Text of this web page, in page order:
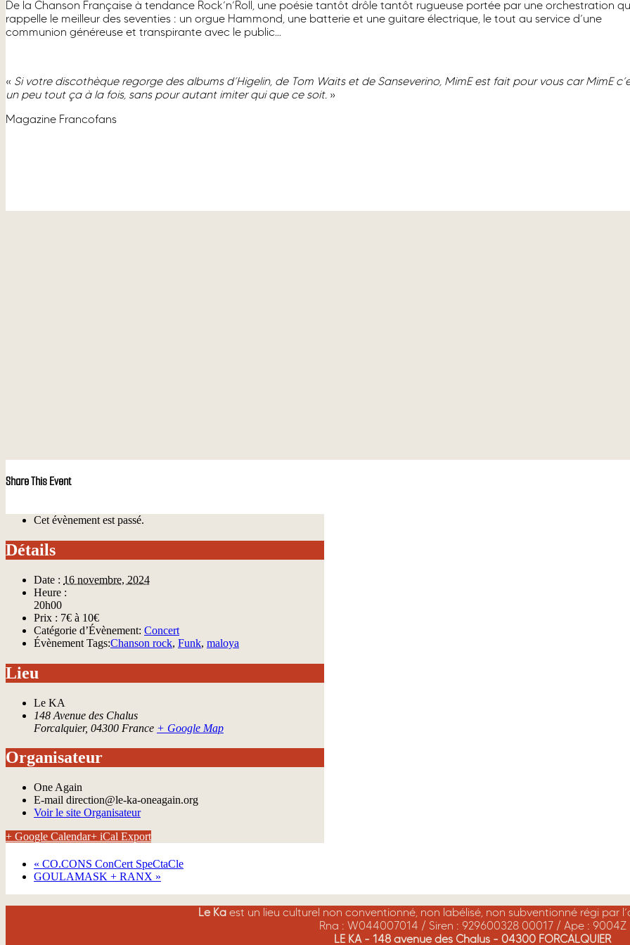
De la Chanson Française à tendance Rock’n’Roll, une poésie tantôt drôle tantôt rugueuse portée par une orchestration
rappelle le meilleur des seventies : un orgue Hammond, une batterie et une guitare électrique, le tout au service d’une
communion généreuse et transpirante avec le public…
« Si votre discothèque regorge des albums d’Higelin, de Tom Waits et de Sanseverino, MimE est fait pour vous car MimE
un peu tout ça à la fois, sans pour autant imiter qui que ce soit. »
Magazine Francofans
Share This Event
Cet évènement est passé.
Détails
Date : 16 novembre, 2024
Heure :
20h00
Prix : 7€ à 10€
Catégorie d’Évènement: Concert
Évènement Tags:Chanson rock, Funk, maloya
Lieu
Le KA
148 Avenue des Chalus
Forcalquier, 04300 France + Google Map
Organisateur
One Again
E-mail direction@le-ka-oneagain.org
Voir le site Organisateur
+ Google Calendar+ iCal Export
« CO.CONS ConCert SpeCtaCle
GOULAMASK + RANX »
Le Ka est un lieu culturel non conventionné, non labélisé, non subventionné régi par
Rna : W044007014 / Siren : 929600328 00017 / Ape : 9004Z
LE KA - 148 avenue des Chalus - 04300 FORCALQUIER